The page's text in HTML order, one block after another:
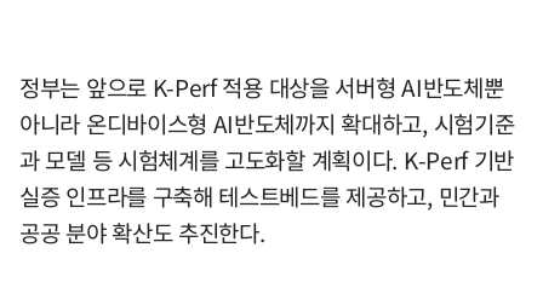
정부는 앞으로 K-Perf 적용 대상을 서버형 AI반도체뿐
아니라 온디바이스형 AI반도체까지 확대하고, 시험기준
과 모델 등 시험체계를 고도화할 계획이다. K-Perf 기반
실증 인프라를 구축해 테스트베드를 제공하고, 민간과
공공 분야 확산도 추진한다.